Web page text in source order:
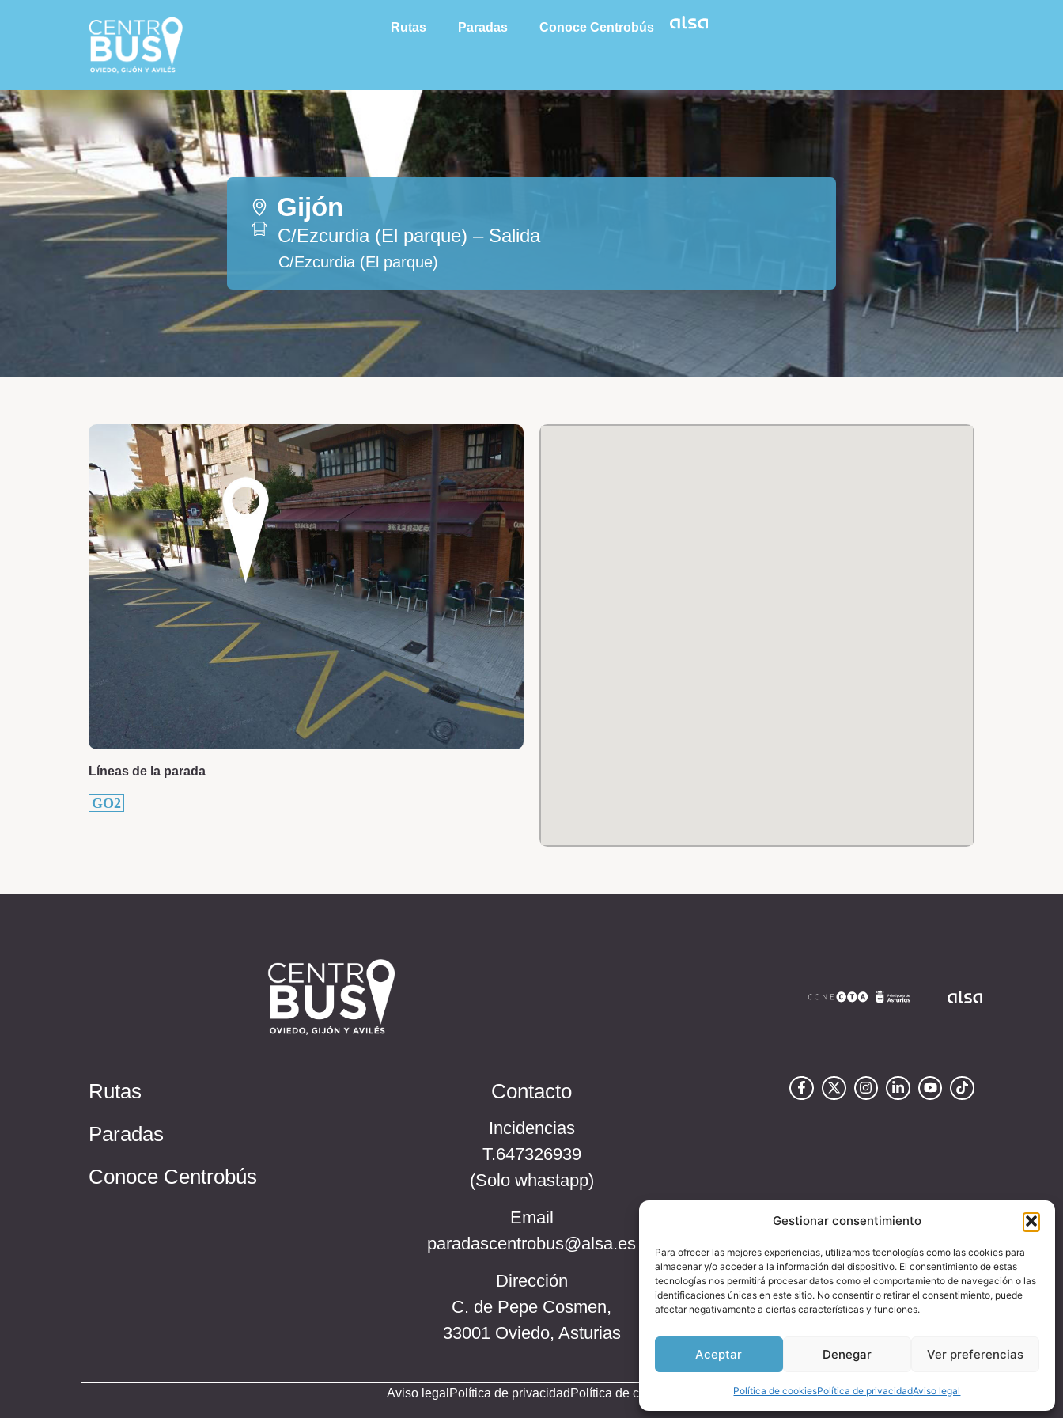
Gestionar consentimiento
Para ofrecer las mejores experiencias, utilizamos tecnologías como las cookies para
almacenar y/o acceder a la información del dispositivo. El consentimiento de estas
tecnologías nos permitirá procesar datos como el comportamiento de navegación o las
identificaciones únicas en este sitio. No consentir o retirar el consentimiento, puede
afectar negativamente a ciertas características y funciones.
Aceptar Denegar Ver preferencias
Política de cookiesPolítica de privacidadAviso legal
Rutas Paradas Conoce Centrobús
Gijón
C/Ezcurdia (El parque) – Salida
C/Ezcurdia (El parque)
Líneas de la parada
GO2
Rutas
Paradas
Conoce Centrobús
Contacto
Incidencias
T.647326939
(Solo whastapp)
Email
paradascentrobus@alsa.es
Dirección
C. de Pepe Cosmen,
33001 Oviedo, Asturias
Aviso legal Política de privacidad Política de cookies